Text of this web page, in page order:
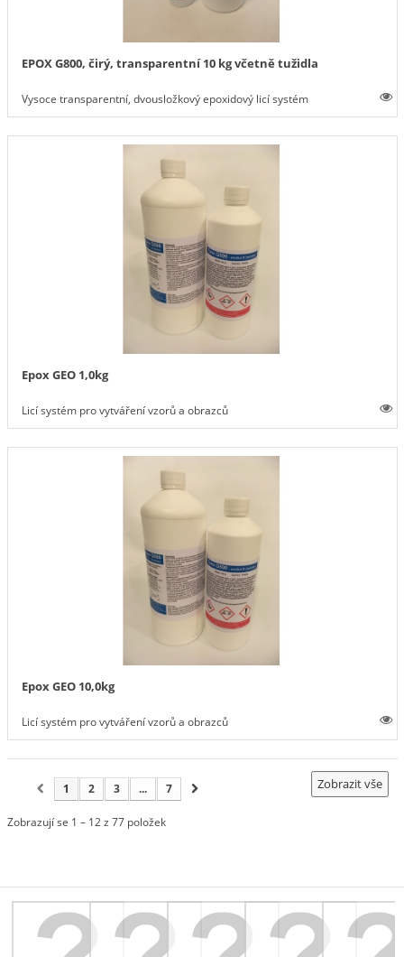
EPOX G800, čirý, transparentní 10 kg včetně tužidla
Vysoce transparentní, dvousložkový epoxidový licí systém
Epox GEO 1,0kg
Licí systém pro vytváření vzorů a obrazců
Epox GEO 10,0kg
Licí systém pro vytváření vzorů a obrazců
Zobrazit vše
1 2 3 ... 7
Zobrazují se 1 – 12 z 77 položek